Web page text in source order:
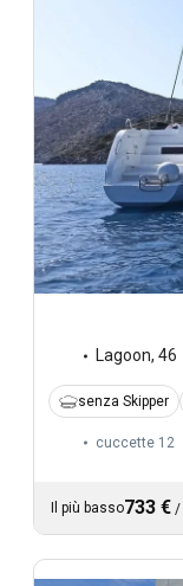
Lagoon, 46
senza Skipper
cuccette 12
Il più basso733 € /